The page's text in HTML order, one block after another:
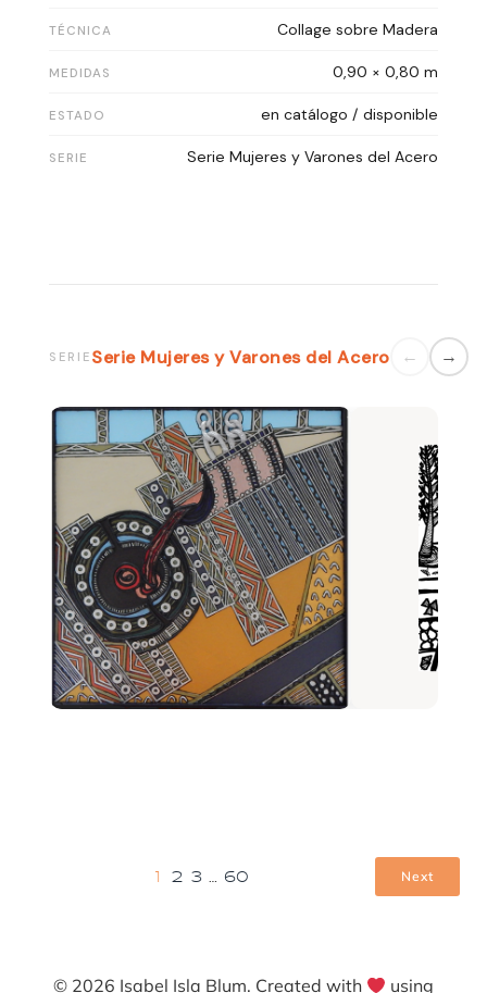
TÉCNICA Collage sobre Madera
MEDIDAS 0,90 × 0,80 m
ESTADO en catálogo / disponible
SERIE Serie Mujeres y Varones del Acero
SERIE Serie Mujeres y Varones del Acero ← →
1 2 3 … 60 Next
© 2026 Isabel Isla Blum. Created with using